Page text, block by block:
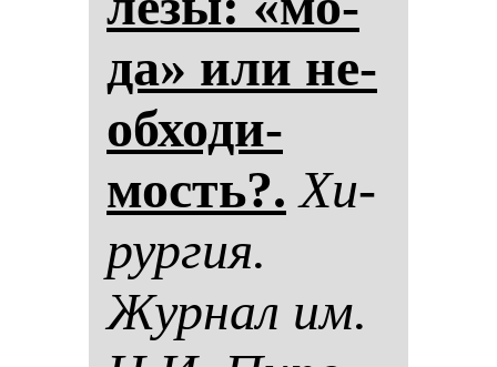
да» или не­
об­хо­ди­
мость?. Хи­
рур­гия.
Жур­нал им.